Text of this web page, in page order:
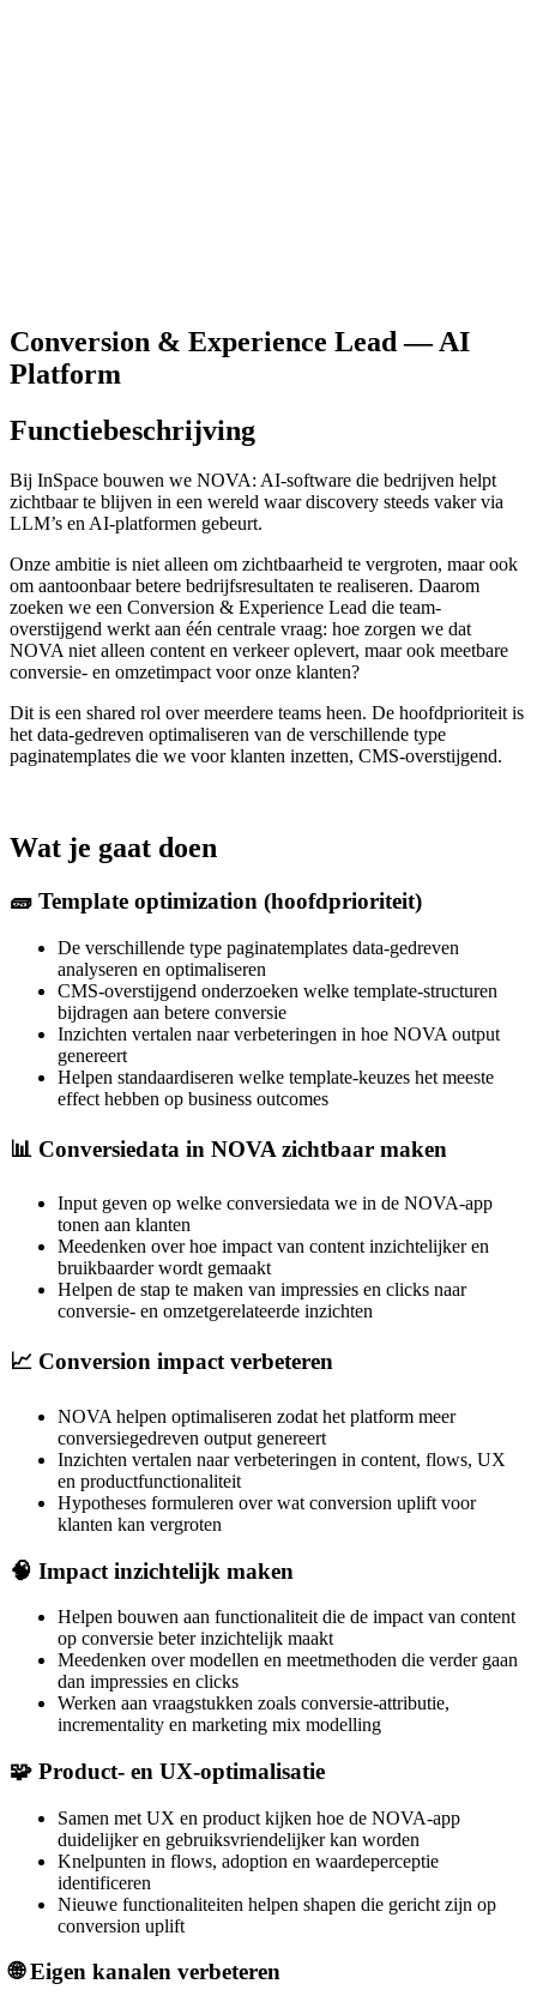
Conversion & Experience Lead — AI
Platform
Functiebeschrijving
Bij InSpace bouwen we NOVA: AI-software die bedrijven helpt
zichtbaar te blijven in een wereld waar discovery steeds vaker via
LLM’s en AI-platformen gebeurt.
Onze ambitie is niet alleen om zichtbaarheid te vergroten, maar ook
om aantoonbaar betere bedrijfsresultaten te realiseren. Daarom
zoeken we een Conversion & Experience Lead die team-
overstijgend werkt aan één centrale vraag: hoe zorgen we dat
NOVA niet alleen content en verkeer oplevert, maar ook meetbare
conversie- en omzetimpact voor onze klanten?
Dit is een shared rol over meerdere teams heen. De hoofdprioriteit is
het data-gedreven optimaliseren van de verschillende type
paginatemplates die we voor klanten inzetten, CMS-overstijgend.
Wat je gaat doen
🧱 Template optimization (hoofdprioriteit)
De verschillende type paginatemplates data-gedreven
analyseren en optimaliseren
CMS-overstijgend onderzoeken welke template-structuren
bijdragen aan betere conversie
Inzichten vertalen naar verbeteringen in hoe NOVA output
genereert
Helpen standaardiseren welke template-keuzes het meeste
effect hebben op business outcomes
📊 Conversiedata in NOVA zichtbaar maken
Input geven op welke conversiedata we in de NOVA-app
tonen aan klanten
Meedenken over hoe impact van content inzichtelijker en
bruikbaarder wordt gemaakt
Helpen de stap te maken van impressies en clicks naar
conversie- en omzetgerelateerde inzichten
📈 Conversion impact verbeteren
NOVA helpen optimaliseren zodat het platform meer
conversiegedreven output genereert
Inzichten vertalen naar verbeteringen in content, flows, UX
en productfunctionaliteit
Hypotheses formuleren over wat conversion uplift voor
klanten kan vergroten
🧠 Impact inzichtelijk maken
Helpen bouwen aan functionaliteit die de impact van content
op conversie beter inzichtelijk maakt
Meedenken over modellen en meetmethoden die verder gaan
dan impressies en clicks
Werken aan vraagstukken zoals conversie-attributie,
incrementality en marketing mix modelling
🧩 Product- en UX-optimalisatie
Samen met UX en product kijken hoe de NOVA-app
duidelijker en gebruiksvriendelijker kan worden
Knelpunten in flows, adoption en waardeperceptie
identificeren
Nieuwe functionaliteiten helpen shapen die gericht zijn op
conversion uplift
🌐 Eigen kanalen verbeteren